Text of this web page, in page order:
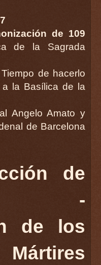
de 109
de la Sagrada
de hacerlo
la Basílica de la
Angelo Amato y
de Barcelona
de
-
de los